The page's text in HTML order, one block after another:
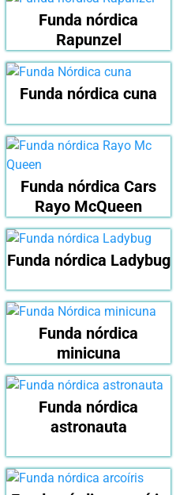
Funda nórdica
Rapunzel
Funda nórdica cuna
Funda nórdica Cars
Rayo McQueen
Funda nórdica Ladybug
Funda nórdica
minicuna
Funda nórdica
astronauta